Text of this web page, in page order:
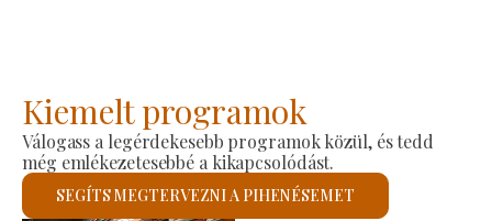
Kiemelt programok
Válogass a legérdekesebb programok közül, és tedd
még emlékezetesebbé a kikapcsolódást.
SEGÍTS MEGTERVEZNI A PIHENÉSEMET